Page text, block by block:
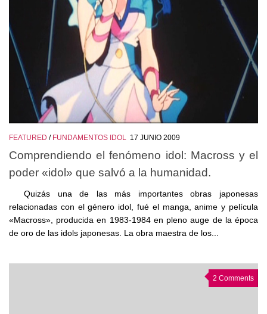
FEATURED / FUNDAMENTOS IDOL 17 JUNIO 2009
Comprendiendo el fenómeno idol: Macross y el
poder «idol» que salvó a la humanidad.
Quizás una de las más importantes obras japonesas
relacionadas con el género idol, fué el manga, anime y película
«Macross», producida en 1983-1984 en pleno auge de la época
de oro de las idols japonesas. La obra maestra de los...
2 Comments